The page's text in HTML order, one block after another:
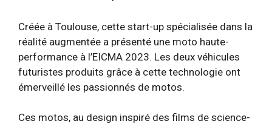
Créée à Toulouse, cette start-up spécialisée dans la
réalité augmentée a présenté une moto haute-
performance à l’EICMA 2023. Les deux véhicules
futuristes produits grâce à cette technologie ont
émerveillé les passionnés de motos.
Ces motos, au design inspiré des films de science-